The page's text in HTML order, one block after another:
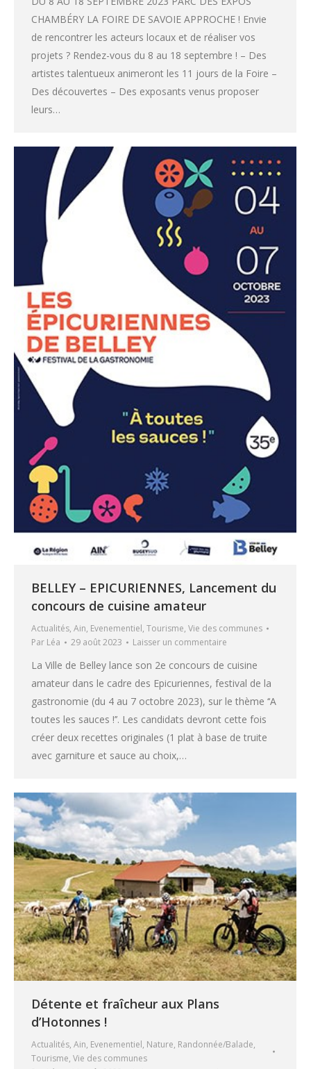
CHAMBÉRY LA FOIRE DE SAVOIE APPROCHE ! Envie
de rencontrer les acteurs locaux et de réaliser vos
projets ? Rendez-vous du 8 au 18 septembre ! – Des
artistes talentueux animeront les 11 jours de la Foire –
Des découvertes – Des exposants venus proposer
leurs…
BELLEY – EPICURIENNES, Lancement du
concours de cuisine amateur
Actualités, Ain, Evenementiel, Tourisme, Vie des communes
Par Léa 29 août 2023 Laisser un commentaire
La Ville de Belley lance son 2e concours de cuisine
amateur dans le cadre des Epicuriennes, festival de la
gastronomie (du 4 au 7 octobre 2023), sur le thème ‘‘A
toutes les sauces !’’. Les candidats devront cette fois
créer deux recettes originales (1 plat à base de truite
avec garniture et sauce au choix,…
Détente et fraîcheur aux Plans
d’Hotonnes !
Actualités, Ain, Evenementiel, Nature, Randonnée/Balade,
Tourisme, Vie des communes